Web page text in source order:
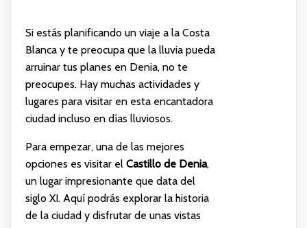
Si estás planificando un viaje a la Costa
Blanca y te preocupa que la lluvia pueda
arruinar tus planes en Denia, no te
preocupes. Hay muchas actividades y
lugares para visitar en esta encantadora
ciudad incluso en días lluviosos.
Para empezar, una de las mejores
opciones es visitar el Castillo de Denia,
un lugar impresionante que data del
siglo XI. Aquí podrás explorar la historia
de la ciudad y disfrutar de unas vistas